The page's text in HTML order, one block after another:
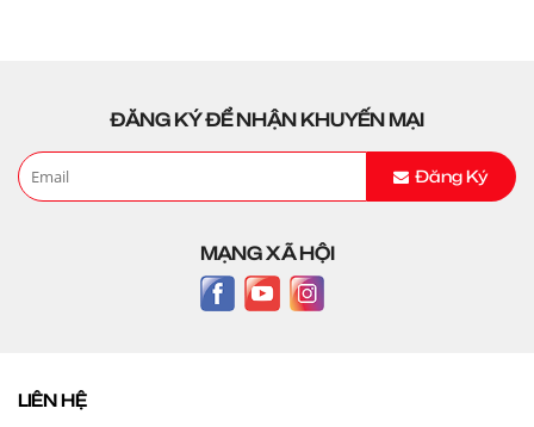
ĐĂNG KÝ ĐỂ NHẬN KHUYẾN MẠI
Đăng Ký
MẠNG XÃ HỘI
LIÊN HỆ